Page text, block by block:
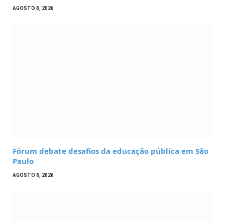
AGOSTO 8, 2026
Fórum debate desafios da educação pública em São
Paulo
AGOSTO 8, 2026